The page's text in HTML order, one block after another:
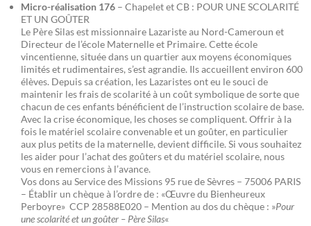
Micro-réalisation 176 – Chapelet et CB : POUR UNE SCOLARITÉ
ET UN GOÛTER
Le Père Silas est missionnaire Lazariste au Nord-Cameroun et
Directeur de l’école Maternelle et Primaire. Cette école
vincentienne, située dans un quartier aux moyens économiques
limités et rudimentaires, s’est agrandie. Ils accueillent environ 600
élèves. Depuis sa création, les Lazaristes ont eu le souci de
maintenir les frais de scolarité à un coût symbolique de sorte que
chacun de ces enfants bénéficient de l’instruction scolaire de base.
Avec la crise économique, les choses se compliquent. Offrir à la
fois le matériel scolaire convenable et un goûter, en particulier
aux plus petits de la maternelle, devient difficile. Si vous souhaitez
les aider pour l’achat des goûters et du matériel scolaire, nous
vous en remercions à l’avance.
Vos dons au Service des Missions 95 rue de Sèvres – 75006 PARIS
– Établir un chèque à l’ordre de : «Œuvre du Bienheureux
Perboyre» CCP 28588E020 – Mention au dos du chèque : »Pour
une scolarité et un goûter – Père Silas«